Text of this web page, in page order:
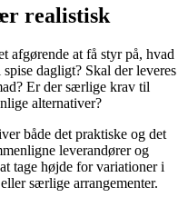
realistisk
afgørende at få styr på, hvad
dagligt? Skal der leveres
Er der særlige krav til
alternativer?
både det praktiske og det
leverandører og
tage højde for variationer i
særlige arrangementer.